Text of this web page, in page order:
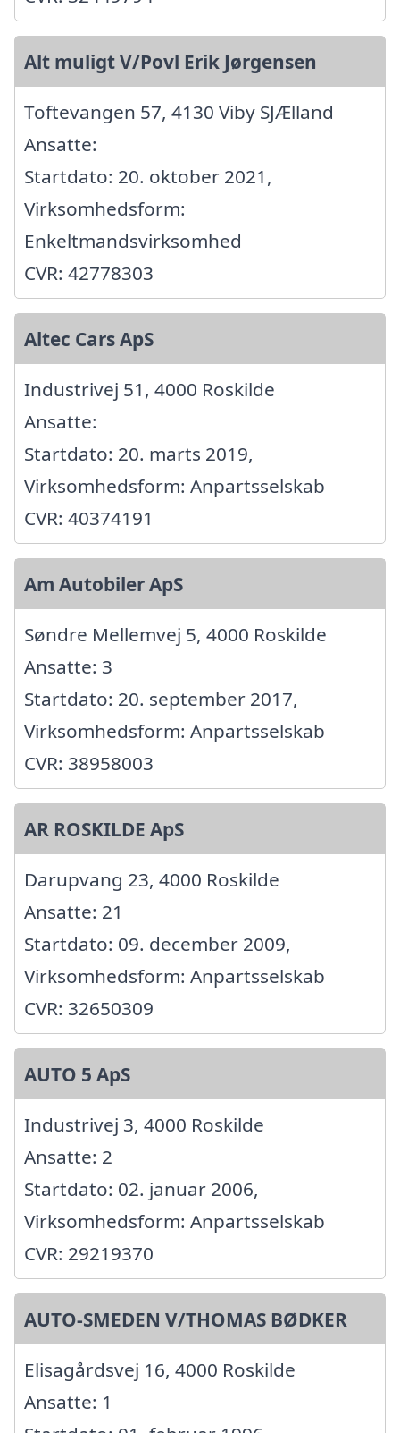
Alt muligt V/Povl Erik Jørgensen
Toftevangen 57, 4130 Viby SJÆlland
Ansatte:
Startdato: 20. oktober 2021,
Virksomhedsform:
Enkeltmandsvirksomhed
CVR: 42778303
Altec Cars ApS
Industrivej 51, 4000 Roskilde
Ansatte:
Startdato: 20. marts 2019,
Virksomhedsform: Anpartsselskab
CVR: 40374191
Am Autobiler ApS
Søndre Mellemvej 5, 4000 Roskilde
Ansatte: 3
Startdato: 20. september 2017,
Virksomhedsform: Anpartsselskab
CVR: 38958003
AR ROSKILDE ApS
Darupvang 23, 4000 Roskilde
Ansatte: 21
Startdato: 09. december 2009,
Virksomhedsform: Anpartsselskab
CVR: 32650309
AUTO 5 ApS
Industrivej 3, 4000 Roskilde
Ansatte: 2
Startdato: 02. januar 2006,
Virksomhedsform: Anpartsselskab
CVR: 29219370
AUTO-SMEDEN V/THOMAS BØDKER
Elisagårdsvej 16, 4000 Roskilde
Ansatte: 1